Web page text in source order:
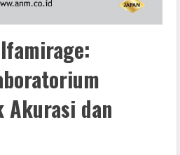
Akurasi dan